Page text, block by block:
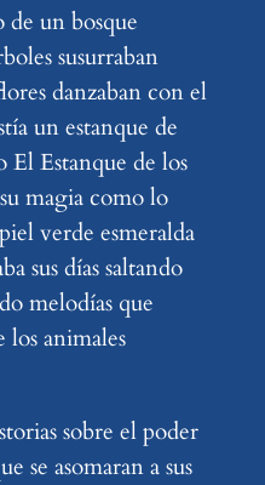
un bosque
susurraban
danzaban con el
un estanque de
El Estanque de los
magia como lo
verde esmeralda
sus días saltando
melodías que
los animales
sobre el poder
se asomaran a sus